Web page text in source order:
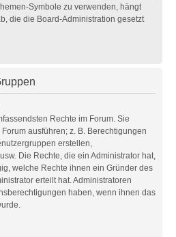
Symbole zu verwenden, hängt
die die Board-Administration gesetzt
Rechte im Forum. Sie
ausführen; z. B. Berechtigungen
erstellen,
Die Rechte, die ein Administrator hat,
welche Rechte ihnen ein Gründer des
erteilt hat. Administratoren
haben, wenn ihnen das